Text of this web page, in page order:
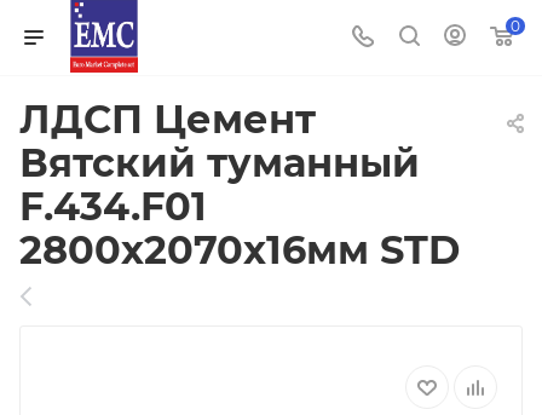
0
ЛДСП Цемент
Вятский туманный
F.434.F01
2800х2070х16мм STD